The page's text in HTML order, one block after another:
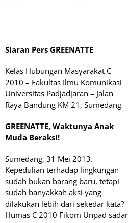
Siaran Pers GREENATTE
Kelas Hubungan Masyarakat C
2010 – Fakultas Ilmu Komunikasi
Universitas Padjadjaran – Jalan
Raya Bandung KM 21, Sumedang
GREENATTE, Waktunya Anak
Muda Beraksi!
Sumedang, 31 Mei 2013.
Kepedulian terhadap lingkungan
sudah bukan barang baru, tetapi
sudah banyakkah aksi yang
dilakukan lebih dari sekedar kata?
Humas C 2010 Fikom Unpad sadar